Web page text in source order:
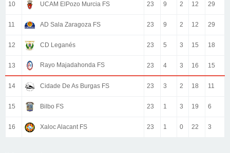
10 UCAM ElPozo Murcia FS 23 9 2 12 29
11 AD Sala Zaragoza FS 23 9 2 12 29
12 CD Leganés 23 5 3 15 18
13 Rayo Majadahonda FS 23 4 3 16 15
14 Cidade De As Burgas FS 23 3 2 18 11
15 Bilbo FS 23 1 3 19 6
16 Xaloc Alacant FS 23 1 0 22 3